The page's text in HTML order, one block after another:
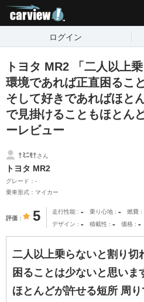
ログイン
トヨタ MR2 「二人以上
環境であれば正直困るこ
そして好きであればほと
で見掛けることもほとん
ーレビュー
†ﾐﾆﾓ†さん
トヨタ MR2
グレード：-
乗車形式：マイカー
評価 5 走行性能 - 乗り心地 - 燃費
デザイン - 積載性 - 価格 -
二人以上乗らないと割り切
困ることは少ないと思いま
ほとんどが許せる短所 周